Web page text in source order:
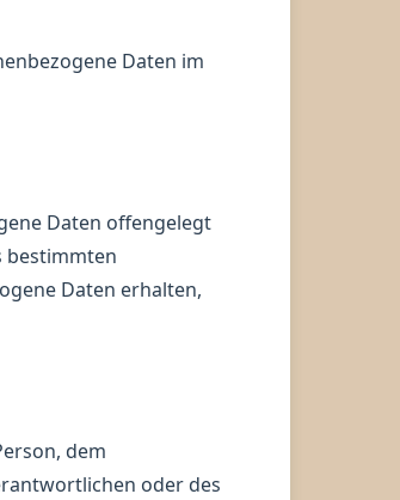
Daten im
Daten offengelegt
bestimmten
Daten erhalten,
dem
oder des